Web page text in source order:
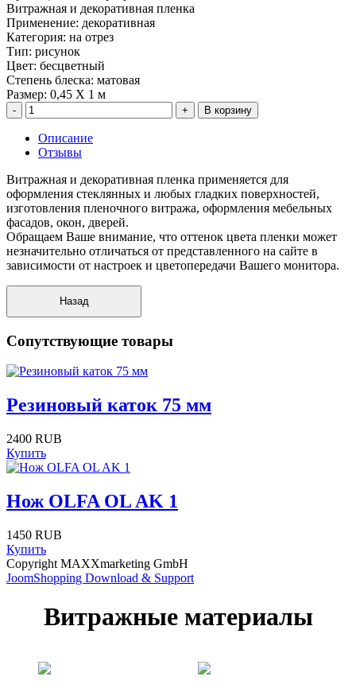
Витражная и декоративная пленка
Применение: декоративная
Категория: на отрез
Тип: рисунок
Цвет: бесцветный
Степень блеска: матовая
Размер: 0,45 X 1 м
В корзину
Описание
Отзывы
Витражная и декоративная пленка применяется для
оформления стеклянных и любых гладких поверхностей,
изготовления пленочного витража, оформления мебельных
фасадов, окон, дверей.
Обращаем Ваше внимание, что оттенок цвета пленки может
незначительно отличаться от представленного на сайте в
зависимости от настроек и цветопередачи Вашего монитора.
Сопутствующие товары
Резиновый каток 75 мм
2400 RUB
Купить
Нож OLFA OL AK 1
1450 RUB
Купить
Copyright MAXXmarketing GmbH
JoomShopping Download & Support
Витражные материалы